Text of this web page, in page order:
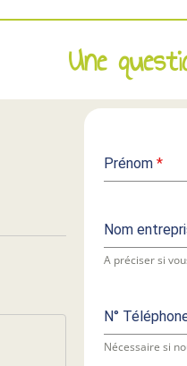
Une
Prénom *
Nom
A préciser si
N°
Nécessaire si